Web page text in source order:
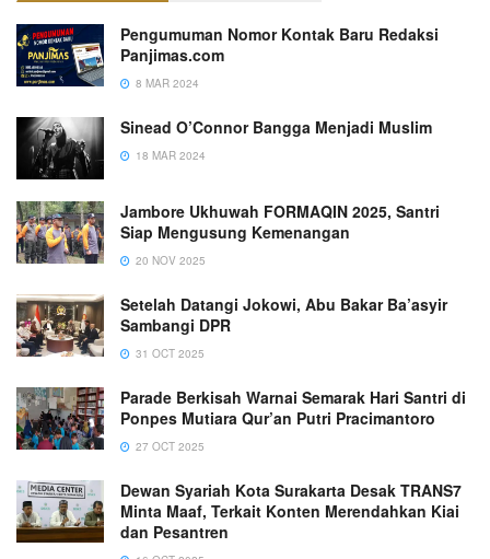
Pengumuman Nomor Kontak Baru Redaksi
Panjimas.com
8 MAR 2024
Sinead O’Connor Bangga Menjadi Muslim
18 MAR 2024
Jambore Ukhuwah FORMAQIN 2025, Santri
Siap Mengusung Kemenangan
20 NOV 2025
Setelah Datangi Jokowi, Abu Bakar Ba’asyir
Sambangi DPR
31 OCT 2025
Parade Berkisah Warnai Semarak Hari Santri di
Ponpes Mutiara Qur’an Putri Pracimantoro
27 OCT 2025
Dewan Syariah Kota Surakarta Desak TRANS7
Minta Maaf, Terkait Konten Merendahkan Kiai
dan Pesantren